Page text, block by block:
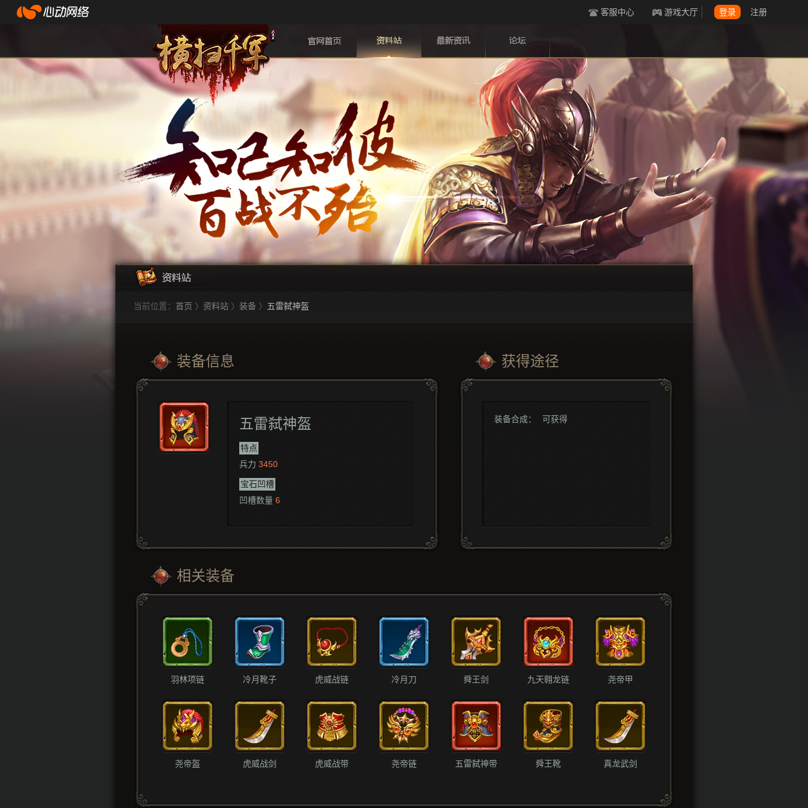
客服中心 游戏大厅 登录 注册
当前位置： 首页 〉 资料站 〉 装备 〉 五雷弑神盔
装备信息 获得途径
五雷弑神盔
特点
兵力 3450
宝石凹槽
凹槽数量 6
装备合成： 可获得
相关装备
羽林项链 冷月靴子 虎威战链 冷月刀 舜王剑 九天翱龙链 尧帝甲
尧帝盔 虎威战剑 虎威战带 尧帝链 五雷弑神带 舜王靴 真龙武剑